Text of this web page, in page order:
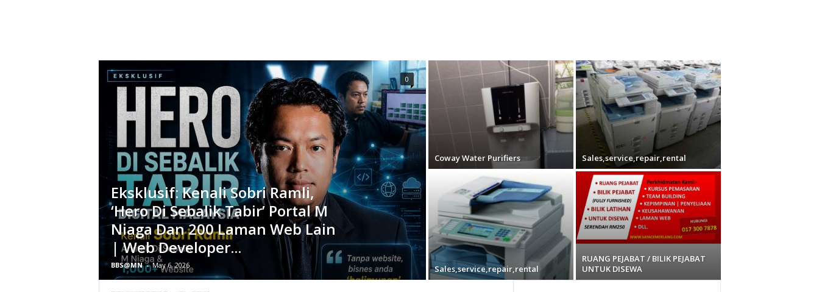
Eksklusif: Kenali Sobri Ramli,
‘Hero Di Sebalik Tabir’ Portal M
Niaga Dan 200 Laman Web Lain
| Web Developer...
BBS@MN - May 6, 2026
0
Coway Water Purifiers Sales,service,repair,rental
Sales,service,repair,rental
RUANG PEJABAT / BILIK PEJABAT
UNTUK DISEWA